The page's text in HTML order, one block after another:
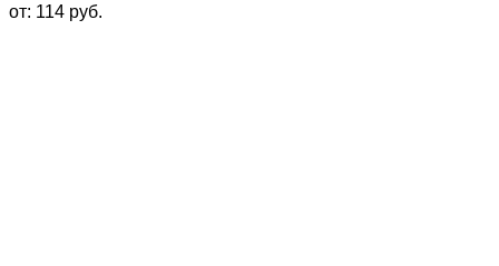
от: 114 руб.